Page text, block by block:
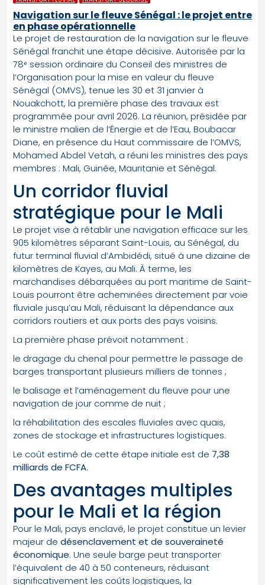
Navigation sur le fleuve Sénégal : le projet entre
en phase opérationnelle
Le projet de restauration de la navigation sur le fleuve
Sénégal franchit une étape décisive. Autorisée par la
78ᵉ session ordinaire du Conseil des ministres de
l’Organisation pour la mise en valeur du fleuve
Sénégal (OMVS), tenue les 30 et 31 janvier à
Nouakchott, la première phase des travaux est
programmée pour avril 2026. La réunion, présidée par
le ministre malien de l’Énergie et de l’Eau, Boubacar
Diane, en présence du Haut commissaire de l’OMVS,
Mohamed Abdel Vetah, a réuni les ministres des pays
membres : Mali, Guinée, Mauritanie et Sénégal.
Un corridor fluvial
stratégique pour le Mali
Le projet vise à rétablir une navigation efficace sur les
905 kilomètres séparant Saint-Louis, au Sénégal, du
futur terminal fluvial d’Ambidédi, situé à une dizaine de
kilomètres de Kayes, au Mali. À terme, les
marchandises débarquées au port maritime de Saint-
Louis pourront être acheminées directement par voie
fluviale jusqu’au Mali, réduisant la dépendance aux
corridors routiers et aux ports des pays voisins.
La première phase prévoit notamment :
le dragage du chenal pour permettre le passage de
barges transportant plusieurs milliers de tonnes ;
le balisage et l’aménagement du fleuve pour une
navigation de jour comme de nuit ;
la réhabilitation des escales fluviales avec quais,
zones de stockage et infrastructures logistiques.
Le coût estimé de cette étape initiale est de 7,38
milliards de FCFA.
Des avantages multiples
pour le Mali et la région
Pour le Mali, pays enclavé, le projet constitue un levier
majeur de désenclavement et de souveraineté
économique. Une seule barge peut transporter
l’équivalent de 40 à 50 conteneurs, réduisant
significativement les coûts logistiques, la